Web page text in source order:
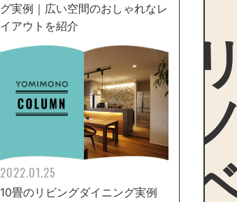
グ実例｜広い空間のおしゃれなレ
イアウトを紹介
2022.01.25
10畳のリビングダイニング実例
リ